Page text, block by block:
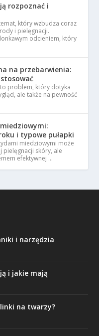
rozpoznać i
który wzbudza coraz
i pielęgnacji.
odcieniem, który
na przebarwienia:
problem, który dotyka
ale także na pewność
i typowe pułapki
miedziowymi może
pielęgnacji skóry, ale
efektywnej …
i narzędzia
i jakie mają
na twarzy?